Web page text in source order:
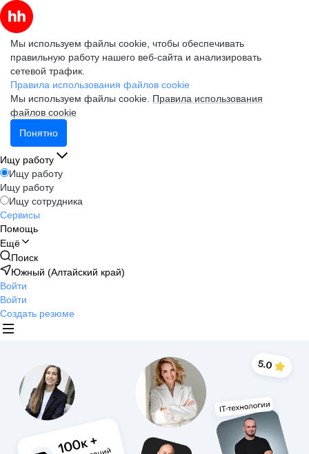
Мы используем файлы cookie, чтобы обеспечивать
правильную работу нашего веб-сайта и анализировать
сетевой трафик.
Правила использования файлов cookie
Мы используем файлы cookie. Правила использования
файлов cookie
Понятно
Ищу работу
Ищу работу
Ищу работу
Ищу сотрудника
Сервисы
Помощь
Ещё
Поиск
Южный (Алтайский край)
Войти
Войти
Создать резюме